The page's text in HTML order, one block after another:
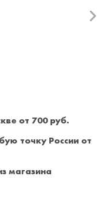
от 700 руб.
точку России от
магазина